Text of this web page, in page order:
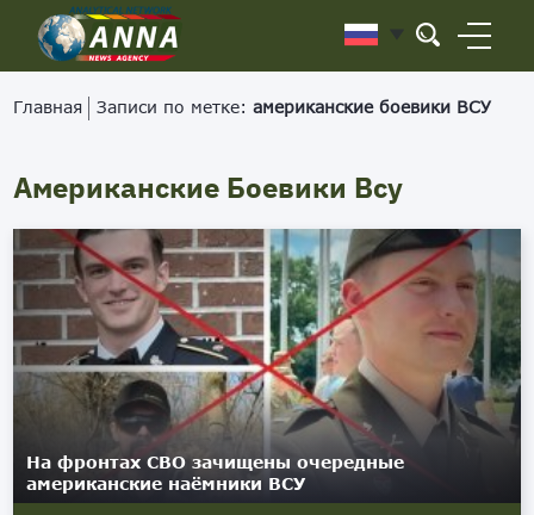
Главная Записи по метке:американские боевики ВСУ
Американские Боевики Всу
На фронтах СВО зачищены очередные
американские наёмники ВСУ